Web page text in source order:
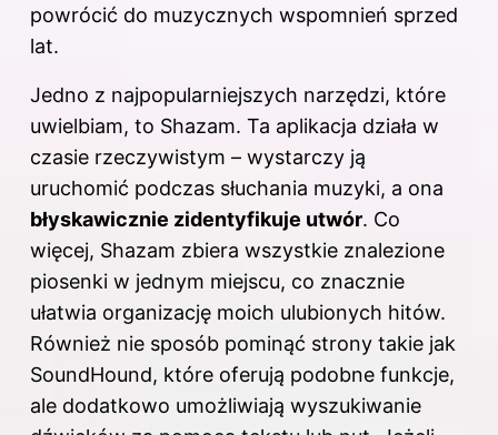
powrócić do muzycznych wspomnień sprzed
lat.
Jedno z najpopularniejszych narzędzi, które
uwielbiam, to Shazam. Ta aplikacja działa w
czasie rzeczywistym – wystarczy ją
uruchomić podczas słuchania muzyki, a ona
błyskawicznie zidentyfikuje utwór. Co
więcej, Shazam zbiera wszystkie znalezione
piosenki w jednym miejscu, co znacznie
ułatwia organizację moich ulubionych hitów.
Również nie sposób pominąć strony takie jak
SoundHound, które oferują podobne funkcje,
ale dodatkowo umożliwiają wyszukiwanie